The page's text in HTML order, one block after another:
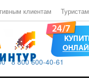
клиентам Туристам
8 800 600-40-61